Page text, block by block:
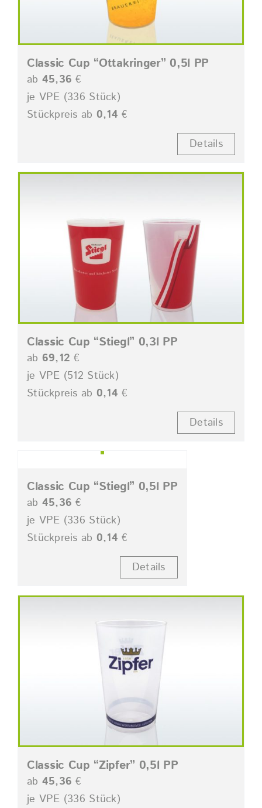
Classic Cup “Ottakringer” 0,5l PP
ab 45,36 €
je VPE (336 Stück)
Stückpreis ab 0,14 €
Details
Classic Cup “Stiegl” 0,3l PP
ab 69,12 €
je VPE (512 Stück)
Stückpreis ab 0,14 €
Details
Classic Cup “Stiegl” 0,5l PP
ab 45,36 €
je VPE (336 Stück)
Stückpreis ab 0,14 €
Details
Classic Cup “Zipfer” 0,5l PP
ab 45,36 €
je VPE (336 Stück)